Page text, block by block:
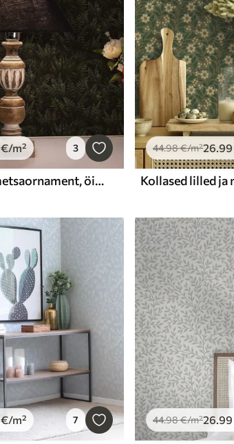
€/m² 3
Tume sõnajalg, metsaornament, öised värvid
44.98€/m²26.99
€/m² 7 44.98€/m²26.99